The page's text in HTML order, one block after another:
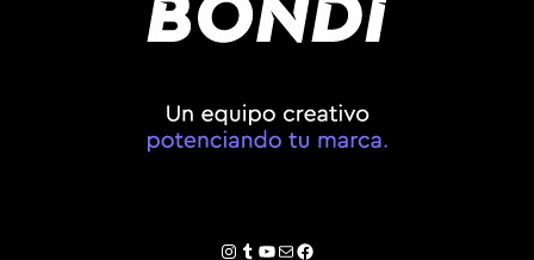
Instagram
Tumblr
YouTube
Correo electrónico
Facebook